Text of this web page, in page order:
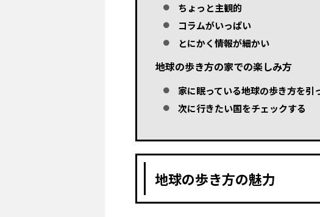
ちょっと主観的
コラムがいっぱい
とにかく情報が細かい
地球の歩き方の家での楽しみ方
家に眠っている地球の歩き方を引
次に行きたい国をチェックする
地球の歩き方の魅力